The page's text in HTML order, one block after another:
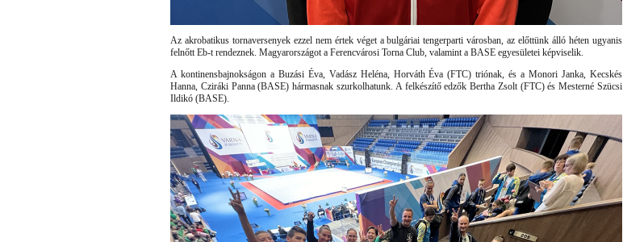
Az akrobatikus tornaversenyek ezzel nem értek véget a bulgáriai tengerparti városban, az előttünk álló héten ugyanis
felnőtt Eb-t rendeznek. Magyarországot a Ferencvárosi Torna Club, valamint a BASE egyesületei képviselik.
A kontinensbajnokságon a Buzási Éva, Vadász Heléna, Horváth Éva (FTC) triónak, és a Monori Janka, Kecskés
Hanna, Cziráki Panna (BASE) hármasnak szurkolhatunk. A felkészítő edzők Bertha Zsolt (FTC) és Mesterné Szücsi
Ildikó (BASE).